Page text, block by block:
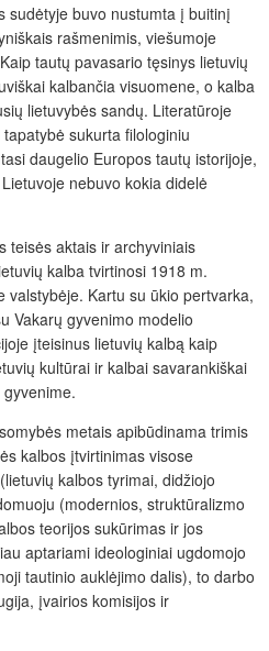
sudėtyje buvo nustumta į buitinį
rašmenimis, viešumoje
tautų pavasario tęsinys lietuvių
kalbančia visuomene, o kalba
lietuvybės sandų. Literatūroje
sukurta filologiniu
daugelio Europos tautų istorijoje,
nebuvo kokia didelė
teisės aktais ir archyviniais
kalba tvirtinosi 1918 m.
valstybėje. Kartu su ūkio pertvarka,
Vakarų gyvenimo modelio
įteisinus lietuvių kalbą kaip
kultūrai ir kalbai savarankiškai
metais apibūdinama trimis
kalbos įtvirtinimas visose
kalbos tyrimai, didžiojo
(modernios, struktūralizmo
teorijos sukūrimas ir jos
aptariami ideologiniai ugdomojo
tautinio auklėjimo dalis), to darbo
įvairios komisijos ir